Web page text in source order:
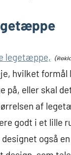
legetæppe,
hvilket
på, eller skal
af
godt i et lille
designet også